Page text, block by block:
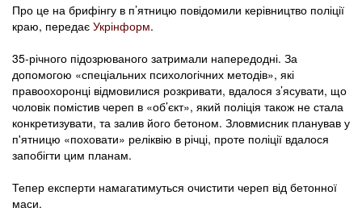
Про це на брифінгу в п’ятницю повідомили керівництво поліції
краю, передає Укрінформ.
35-річного підозрюваного затримали напередодні. За
допомогою «спеціальних психологічних методів», які
правоохоронці відмовилися розкривати, вдалося з’ясувати, що
чоловік помістив череп в «об’єкт», який поліція також не стала
конкретизувати, та залив його бетоном. Зловмисник планував у
п'ятницю «поховати» реліквію в річці, проте поліції вдалося
запобігти цим планам.
Тепер експерти намагатимуться очистити череп від бетонної
маси.